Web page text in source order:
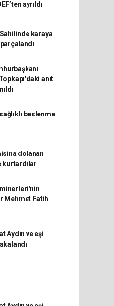
ayrıldı
karaya
anıt
beslenme
dolanan
kurtardılar
Mehmet Fatih
Aydın ve eşi